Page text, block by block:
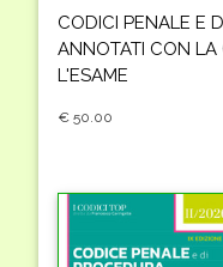
CODICI PENALE E
ANNOTATI CON LA
L'ESAME
€ 50.00